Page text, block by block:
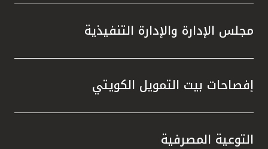
مجلس الإدارة والإدارة التنفيذية
إفصاحات بيت التمويل الكويتي
التوعية المصرفية